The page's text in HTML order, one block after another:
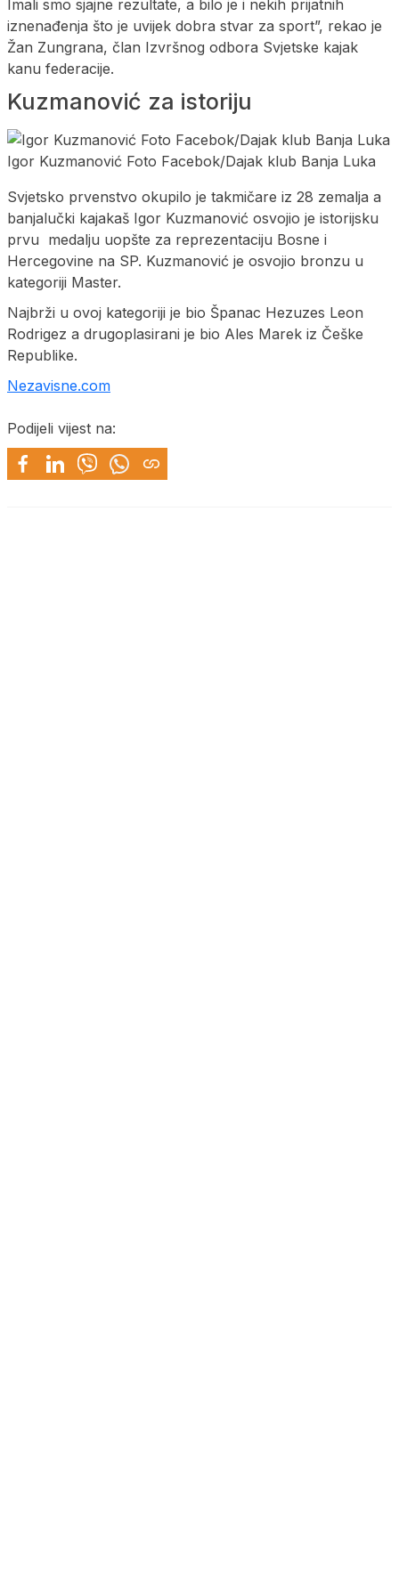
Imali smo sjajne rezultate, a bilo je i nekih prijatnih
iznenađenja što je uvijek dobra stvar za sport”, rekao je
Žan Zungrana, član Izvršnog odbora Svjetske kajak
kanu federacije.
Kuzmanović za istoriju
Igor Kuzmanović Foto Facebok/Dajak klub Banja Luka
Svjetsko prvenstvo okupilo je takmičare iz 28 zemalja a
banjalučki kajakaš Igor Kuzmanović osvojio je istorijsku
prvu medalju uopšte za reprezentaciju Bosne i
Hercegovine na SP. Kuzmanović je osvojio bronzu u
kategoriji Master.
Najbrži u ovoj kategoriji je bio Španac Hezuzes Leon
Rodrigez a drugoplasirani je bio Ales Marek iz Češke
Republike.
Nezavisne.com
Podijeli vijest na: